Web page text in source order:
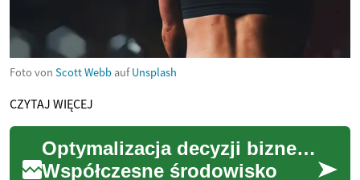
Foto von Scott WebbaufUnsplash
CZYTAJ WIĘCEJ
Optymalizacja decyzji biznesowych za pomocą AI
Współczesne środowisko